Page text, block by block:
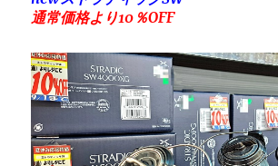
通常価格より10％OFF